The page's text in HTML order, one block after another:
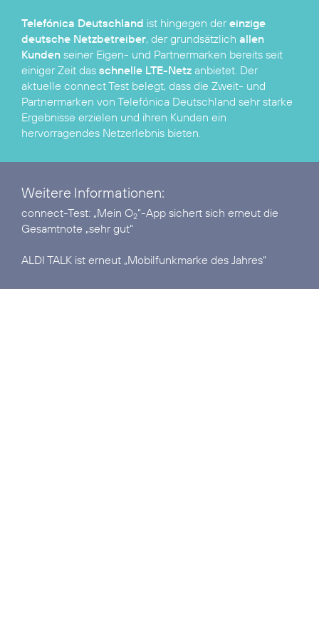
Telefónica Deutschland ist hingegen dereinzige
deutsche Netzbetreiber, der grundsätzlich allen
Kunden seiner Eigen- und Partnermarken bereits seit
einiger Zeit das schnelle LTE-Netz anbietet. Der
aktuelle connect Test belegt, dass die Zweit- und
Partnermarken von Telefónica Deutschland sehr starke
Ergebnisse erzielen und ihren Kunden ein
hervorragendes Netzerlebnis bieten.
Weitere Informationen:
connect-Test: „Mein O2“-App sichert sich erneut die
Gesamtnote „sehr gut“
ALDI TALK ist erneut „Mobilfunkmarke des Jahres“